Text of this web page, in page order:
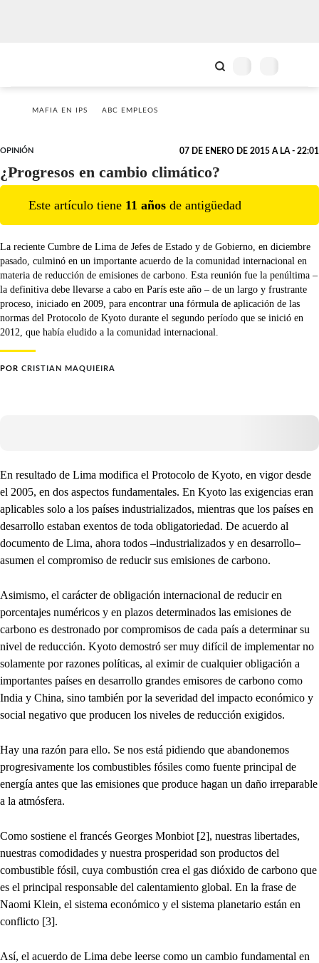
MAFIA EN IPS ABC EMPLEOS
OPINIÓN 07 DE ENERO DE 2015 A LA - 22:01
¿Progresos en cambio climático?
Este artículo tiene 11 años de antigüedad
La reciente Cumbre de Lima de Jefes de Estado y de Gobierno, en diciembre
pasado, culminó en un importante acuerdo de la comunidad internacional en
materia de reducción de emisiones de carbono. Esta reunión fue la penúltima –
la definitiva debe llevarse a cabo en París este año – de un largo y frustrante
proceso, iniciado en 2009, para encontrar una fórmula de aplicación de las
normas del Protocolo de Kyoto durante el segundo período que se inició en
2012, que había eludido a la comunidad internacional.
POR CRISTIAN MAQUIEIRA
En resultado de Lima modifica el Protocolo de Kyoto, en vigor desde
el 2005, en dos aspectos fundamentales. En Kyoto las exigencias eran
aplicables solo a los países industrializados, mientras que los países en
desarrollo estaban exentos de toda obligatoriedad. De acuerdo al
documento de Lima, ahora todos –industrializados y en desarrollo–
asumen el compromiso de reducir sus emisiones de carbono.
Asimismo, el carácter de obligación internacional de reducir en
porcentajes numéricos y en plazos determinados las emisiones de
carbono es destronado por compromisos de cada país a determinar su
nivel de reducción. Kyoto demostró ser muy difícil de implementar no
solamente por razones políticas, al eximir de cualquier obligación a
importantes países en desarrollo grandes emisores de carbono como
India y China, sino también por la severidad del impacto económico y
social negativo que producen los niveles de reducción exigidos.
Hay una razón para ello. Se nos está pidiendo que abandonemos
progresivamente los combustibles fósiles como fuente principal de
energía antes que las emisiones que produce hagan un daño irreparable
a la atmósfera.
Como sostiene el francés Georges Monbiot [2], nuestras libertades,
nuestras comodidades y nuestra prosperidad son productos del
combustible fósil, cuya combustión crea el gas dióxido de carbono que
es el principal responsable del calentamiento global. En la frase de
Naomi Klein, el sistema económico y el sistema planetario están en
conflicto [3].
Así, el acuerdo de Lima debe leerse como un cambio fundamental en